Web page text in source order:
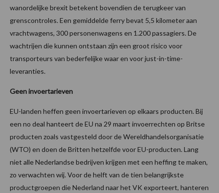
wanordelijke brexit betekent bovendien de terugkeer van
grenscontroles. Een gemiddelde ferry bevat 5,5 kilometer aan
vrachtwagens, 300 personenwagens en 1.200 passagiers. De
wachtrijen die kunnen ontstaan zijn een groot risico voor
transporteurs van bederfelijke waar en voor just-in-time-
leveranties.
Geen invoertarieven
EU-landen heffen geen invoertarieven op elkaars producten. Bij
een no deal hanteert de EU na 29 maart invoerrechten op Britse
producten zoals vastgesteld door de Wereldhandelsorganisatie
(WTO) en doen de Britten hetzelfde voor EU-producten. Lang
niet alle Nederlandse bedrijven krijgen met een heffing te maken,
zo verwachten wij. Voor de helft van de tien belangrijkste
productgroepen die Nederland naar het VK exporteert, hanteren